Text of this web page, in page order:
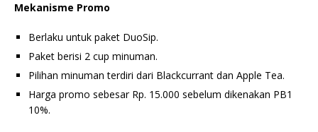
Mekanisme Promo
Berlaku untuk paket DuoSip.
Paket berisi 2 cup minuman.
Pilihan minuman terdiri dari Blackcurrant dan Apple Tea.
Harga promo sebesar Rp. 15.000 sebelum dikenakan PB1
10%.